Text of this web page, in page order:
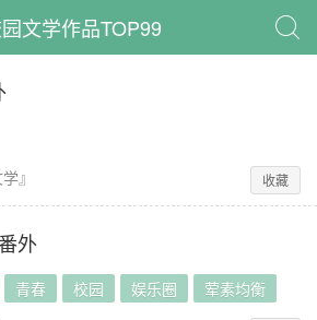
文学作品TOP99 
』 收藏
外
青春 校园 娱乐圈 荤素均衡